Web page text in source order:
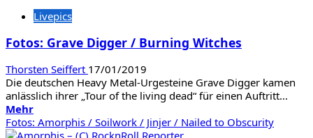
/
the
/
Wolves
in
the
Throne
Livepics
Fotos: Grave Digger / Burning Witches
Thorsten Seiffert 17/01/2019
Die deutschen Heavy Metal-Urgesteine Grave Digger kamen
anlässlich ihrer „Tour of the living dead“ für einen Auftritt...
MehrMehr
Informationen
über
Fotos: Amorphis / Soilwork / Jinjer / Nailed to Obscurity